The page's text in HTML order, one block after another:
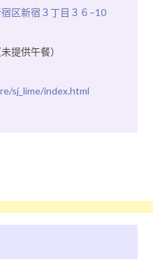
区新宿３丁目３６−10
提供午餐）
sj_lime/index.html